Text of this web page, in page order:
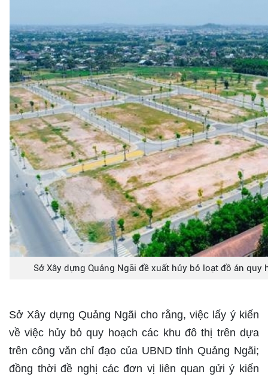
Sở Xây dựng Quảng Ngãi đề xuất hủy bỏ loạt đồ án
Sở Xây dựng Quảng Ngãi cho rằng, việc lấy ý kiến
về việc hủy bỏ quy hoạch các khu đô thị trên dựa
trên công văn chỉ đạo của UBND tỉnh Quảng Ngãi;
đồng thời đề nghị các đơn vị liên quan gửi ý kiến